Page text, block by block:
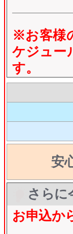
※お客様
ケジュー
す。
安
さらに
お申込か